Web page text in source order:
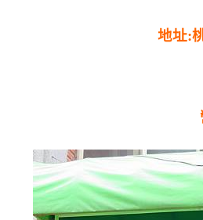
地址: